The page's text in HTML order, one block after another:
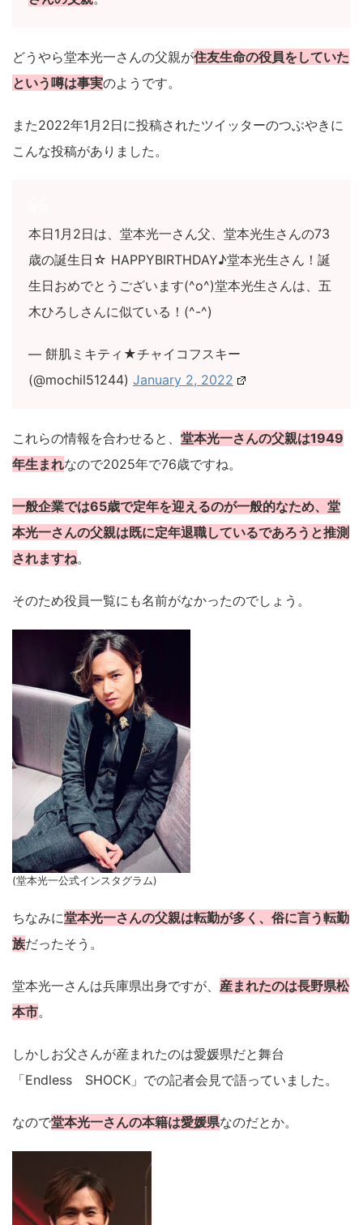
どうやら堂本光一さんの父親が住友生命の役員をしていた
という噂は事実のようです。
また2022年1月2日に投稿されたツイッターのつぶやきに
こんな投稿がありました。
本日1月2日は、堂本光一さん父、堂本光生さんの73
歳の誕生日☆ HAPPYBIRTHDAY♪堂本光生さん！誕
生日おめでとうございます(^o^)堂本光生さんは、五
木ひろしさんに似ている！(^-^)
— 餅肌ミキティ★チャイコフスキー
(@mochil51244) January 2, 2022
これらの情報を合わせると、 堂本光一さんの父親は1949
年生まれなので2025年で76歳ですね。
一般企業では65歳で定年を迎えるのが一般的なため、堂
本光一さんの父親は既に定年退職しているであろうと推測
されますね。
そのため役員一覧にも名前がなかったのでしょう。
(堂本光一公式インスタグラム)
ちなみに堂本光一さんの父親は転勤が多く、俗に言う転勤
族だったそう。
堂本光一さんは兵庫県出身ですが、 産まれたのは長野県松
本市。
しかしお父さんが産まれたのは愛媛県だと舞台
「Endless SHOCK」での記者会見で語っていました。
なので堂本光一さんの本籍は愛媛県なのだとか。